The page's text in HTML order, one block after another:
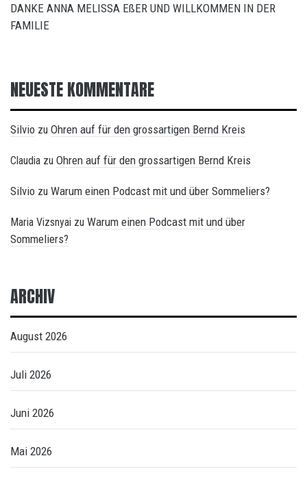
DANKE ANNA MELISSA EßER UND WILLKOMMEN IN DER
FAMILIE
NEUESTE KOMMENTARE
Silvio zu Ohren auf für den grossartigen Bernd Kreis
Claudia zu Ohren auf für den grossartigen Bernd Kreis
Silvio zu Warum einen Podcast mit und über Sommeliers?
Maria Vizsnyai zu Warum einen Podcast mit und über
Sommeliers?
ARCHIV
August 2026
Juli 2026
Juni 2026
Mai 2026